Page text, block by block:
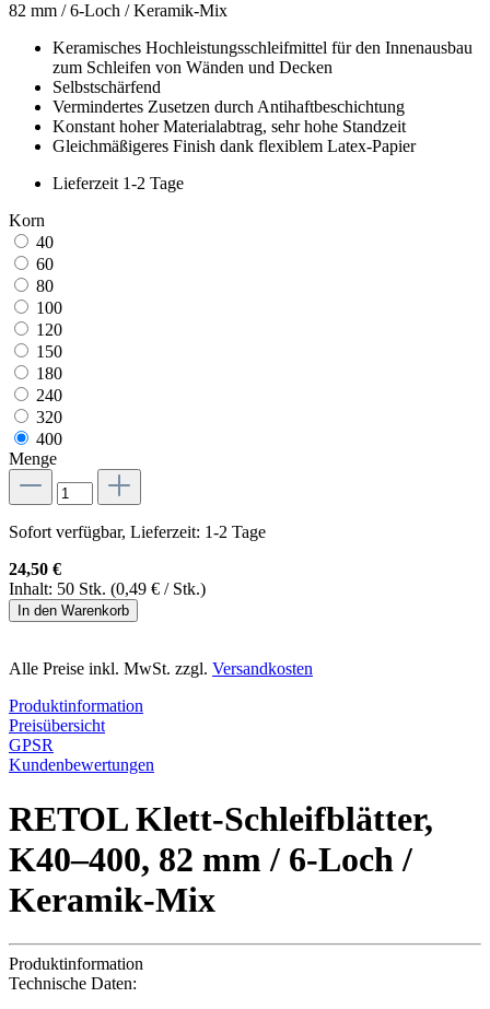
82 mm / 6-Loch / Keramik-Mix
Keramisches Hochleistungsschleifmittel für den Innenausbau
zum Schleifen von Wänden und Decken
Selbstschärfend
Vermindertes Zusetzen durch Antihaftbeschichtung
Konstant hoher Materialabtrag, sehr hohe Standzeit
Gleichmäßigeres Finish dank flexiblem Latex-Papier
Lieferzeit 1-2 Tage
Korn
40
60
80
100
120
150
180
240
320
400
Menge
Sofort verfügbar, Lieferzeit: 1-2 Tage
24,50 €
Inhalt: 50 Stk. (0,49 € / Stk.)
In den Warenkorb
Alle Preise inkl. MwSt. zzgl. Versandkosten
Produktinformation
Preisübersicht
GPSR
Kundenbewertungen
RETOL Klett-Schleifblätter,
K40–400, 82 mm / 6-Loch /
Keramik-Mix
Produktinformation
Technische Daten: